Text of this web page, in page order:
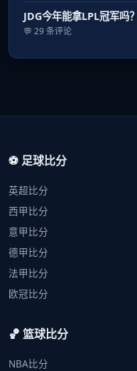
JDG今年能拿LPL冠军吗？
💬 29 条评论
⚽ 足球比分
英超比分
西甲比分
意甲比分
德甲比分
法甲比分
欧冠比分
🏀 篮球比分
NBA比分